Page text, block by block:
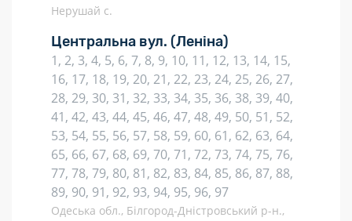
Нерушай с.
Центральна вул. (Леніна)
1, 2, 3, 4, 5, 6, 7, 8, 9, 10, 11, 12, 13, 14, 15,
16, 17, 18, 19, 20, 21, 22, 23, 24, 25, 26, 27,
28, 29, 30, 31, 32, 33, 34, 35, 36, 38, 39, 40,
41, 42, 43, 44, 45, 46, 47, 48, 49, 50, 51, 52,
53, 54, 55, 56, 57, 58, 59, 60, 61, 62, 63, 64,
65, 66, 67, 68, 69, 70, 71, 72, 73, 74, 75, 76,
77, 78, 79, 80, 81, 82, 83, 84, 85, 86, 87, 88,
89, 90, 91, 92, 93, 94, 95, 96, 97
Одеська обл., Білгород-Дністровський р-н.,